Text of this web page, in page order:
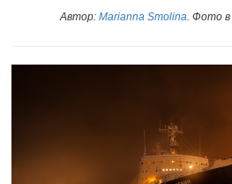
Автор: Marianna Smolina. Фото в